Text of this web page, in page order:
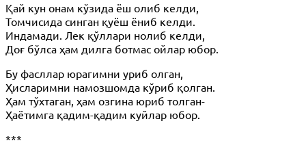
Қай кун онам кўзида ёш олиб келди,
Томчисида синган қуёш ёниб келди.
Индамади. Лек қўллари нолиб келди,
Доғ бўлса ҳам дилга ботмас ойлар юбор.
Бу фасллар юрагимни уриб олган,
Ҳисларимни намозшомда кўриб қолган.
Ҳам тўхтаган, ҳам озгина юриб толган-
Ҳаётимга қадим-қадим куйлар юбор.
***